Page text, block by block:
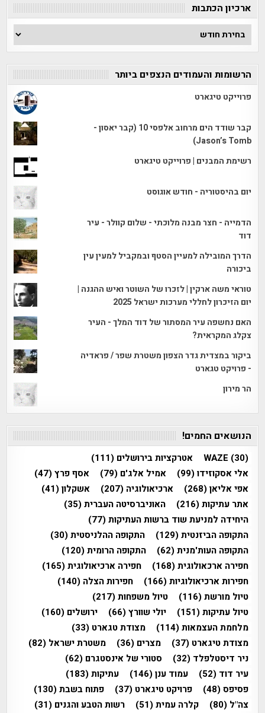
ארכיון הכתבות
ארכיון
הכתבות
הרשומות והעמודים הנצפים ביותר
פרוייקט טיגארט
קבר שודד הים מרחוב אלפסי 10 (קבר יאסון -
Jason’s Tomb)
רשימת המבנים | פרוייקט טיגארט
יום בהיסטוריה - חודש אוגוסט
הדמייה - חצר מבנה מלוכתי - שלום קוולר - עיר
דוד
הדרך המובילה למעיין הסטף ובמקביל למעין עין
ביכורה
טוראי משה ארקין | לזכרו של השוטר ואיש ההגנה |
יום הזיכרון לחללי מערכות ישראל 2025
האם נחשפה עיר המסתור של דוד המלך - העיר
צקלג המקראית?
ביקור במצדית גדר הצפון משטרת שפר / פראדיה
- פרויקט טגארט
הר מירון
הנושאים החמים!
WAZE (30) אטרקציות בירושלים (111)
אלי אסקוזידו(99) אמיל אלג'ם (79) אסף פרץ(47)
אפי אליאן(268) ארכיאולוגיה (207) אשקלון(41)
אתר עתיקות(216) האוניברסיטה העברית(35)
היחידה למניעת שוד ברשות העתיקות(77)
התקופה הביזנטית(129) התקופה ההלניסטית(30)
התקופה העות'מנית(62) התקופה הרומית(120)
חפירה ארכאולוגית(168) חפירה ארכיאולוגית(165)
חפירות ארכיאולוגיות(166) חפירות הצלה (140)
טיול מורשת(116) טיול משפחות(217)
טיול עתיקות(151) יולי שוורץ(66) ירושלים (160)
מלחמת העצמאות(114) מצודת טגארט (33)
מצודת טיגארט (37) מצרים (36) משטרת ישראל (82)
ניר דיסטלפלד (32) סטורי של אינסטגרם (62)
עיר דוד (52) עמוד ענן(146) עתיקות(183)
פסיפס(48) פרויקט טיגארט (37) פתוח בשבת(130)
צה"ל (80) קלרה עמית(51) רשות הטבע והגנים (31)